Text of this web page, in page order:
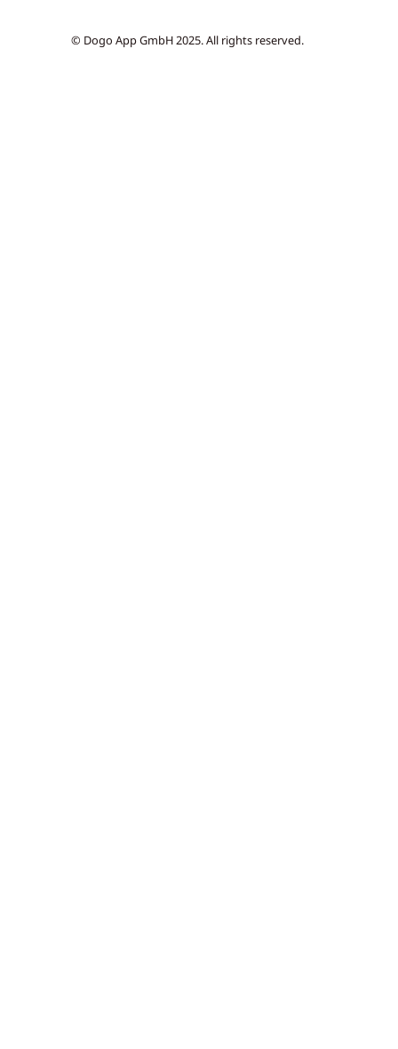
© Dogo App GmbH 2025. All rights reserved.